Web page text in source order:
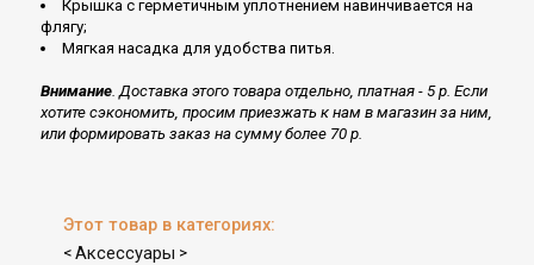
Крышка с герметичным уплотнением навинчивается на
флягу;
Мягкая насадка для удобства питья.
Внимание. Доставка этого товара отдельно, платная - 5 р. Если
хотите сэкономить, просим приезжать к нам в магазин за ним,
или формировать заказ на сумму более 70 р.
Этот товар в категориях:
< Аксессуары >